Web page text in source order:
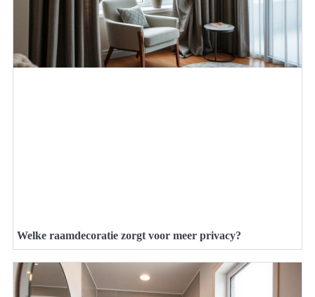
Welke raamdecoratie zorgt voor meer privacy?